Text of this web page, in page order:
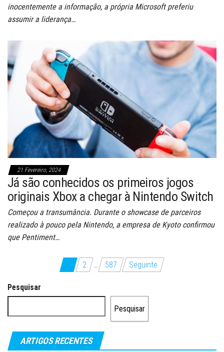
inocentemente a informação, a própria Microsoft preferiu
assumir a liderança…
21 Fevereiro, 2024
Já são conhecidos os primeiros jogos
originais Xbox a chegar à Nintendo Switch
Começou a transumância. Durante o showcase de parceiros
realizado à pouco pela Nintendo, a empresa de Kyoto confirmou
que Pentiment…
Paginação
dos
conteúdos
1 2 587 Seguinte
Pesquisar
Pesquisar
ARTIGOS RECENTES